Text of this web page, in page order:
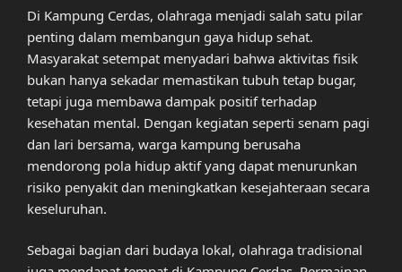
Di Kampung Cerdas, olahraga menjadi salah satu pilar
penting dalam membangun gaya hidup sehat.
Masyarakat setempat menyadari bahwa aktivitas fisik
bukan hanya sekadar memastikan tubuh tetap bugar,
tetapi juga membawa dampak positif terhadap
kesehatan mental. Dengan kegiatan seperti senam pagi
dan lari bersama, warga kampung berusaha
mendorong pola hidup aktif yang dapat menurunkan
risiko penyakit dan meningkatkan kesejahteraan secara
keseluruhan.
Sebagai bagian dari budaya lokal, olahraga tradisional